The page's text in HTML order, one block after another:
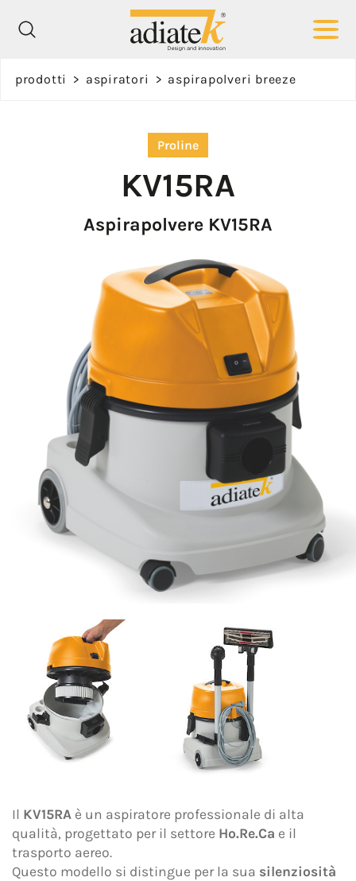
prodotti > aspiratori > aspirapolveri breeze
Proline
KV15RA
Aspirapolvere KV15RA
Il KV15RA è un aspiratore professionale di alta
qualità, progettato per il settore Ho.Re.Ca e il
trasporto aereo.
Questo modello si distingue per la sua silenziosità
informazioni
Email *
Telefono
Oggetto *
Messaggio *